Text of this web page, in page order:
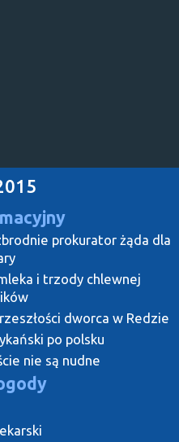
prokurator żąda dla
i trzody chlewnej
dworca w Redzie
po polsku
nie są nudne